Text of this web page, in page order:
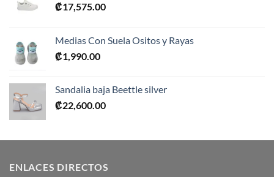
₡17,575.00
Medias Con Suela Ositos y Rayas
₡1,990.00
Sandalia baja Beettle silver
₡22,600.00
ENLACES DIRECTOS